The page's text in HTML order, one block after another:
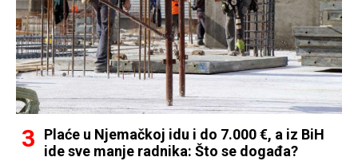
Plaće u Njemačkoj idu i do 7.000 €, a iz BiH
ide sve manje radnika: Što se događa?